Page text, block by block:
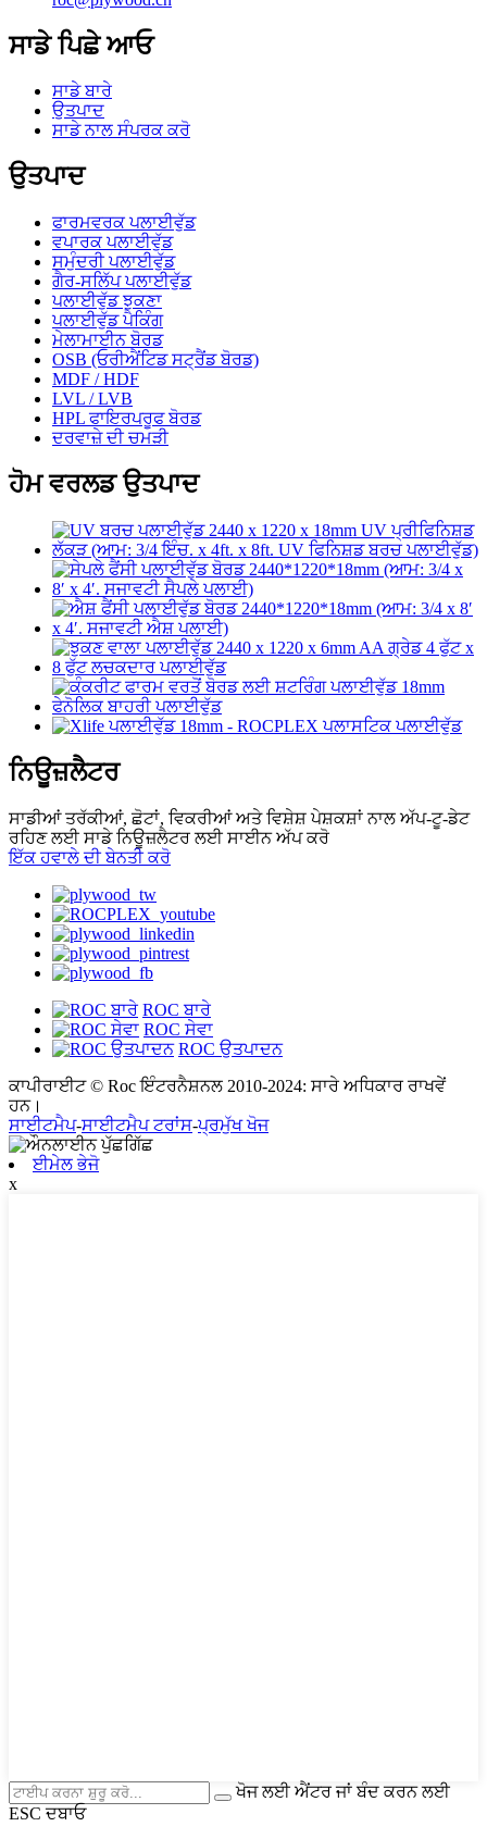
ਸਾਡੇ ਪਿਛੇ ਆਓ
ਸਾਡੇ ਬਾਰੇ
ਉਤਪਾਦ
ਸਾਡੇ ਨਾਲ ਸੰਪਰਕ ਕਰੋ
ਉਤਪਾਦ
ਫਾਰਮਵਰਕ ਪਲਾਈਵੁੱਡ
ਵਪਾਰਕ ਪਲਾਈਵੁੱਡ
ਸਮੁੰਦਰੀ ਪਲਾਈਵੁੱਡ
ਗੈਰ-ਸਲਿੱਪ ਪਲਾਈਵੁੱਡ
ਪਲਾਈਵੁੱਡ ਝੁਕਣਾ
ਪਲਾਈਵੁੱਡ ਪੈਕਿੰਗ
ਮੇਲਾਮਾਈਨ ਬੋਰਡ
OSB (ਓਰੀਐਂਟਿਡ ਸਟ੍ਰੈਂਡ ਬੋਰਡ)
MDF / HDF
LVL / LVB
HPL ਫਾਇਰਪਰੂਫ ਬੋਰਡ
ਦਰਵਾਜ਼ੇ ਦੀ ਚਮੜੀ
ਹੋਮ ਵਰਲਡ ਉਤਪਾਦ
ਨਿਊਜ਼ਲੈਟਰ
ਸਾਡੀਆਂ ਤਰੱਕੀਆਂ, ਛੋਟਾਂ, ਵਿਕਰੀਆਂ ਅਤੇ ਵਿਸ਼ੇਸ਼ ਪੇਸ਼ਕਸ਼ਾਂ ਨਾਲ ਅੱਪ-ਟੂ-ਡੇਟ
ਰਹਿਣ ਲਈ ਸਾਡੇ ਨਿਊਜ਼ਲੈਟਰ ਲਈ ਸਾਈਨ ਅੱਪ ਕਰੋ
ਇੱਕ ਹਵਾਲੇ ਦੀ ਬੇਨਤੀ ਕਰੋ
ROC ਬਾਰੇ
ROC ਸੇਵਾ
ROC ਉਤਪਾਦਨ
ਕਾਪੀਰਾਈਟ © Roc ਇੰਟਰਨੈਸ਼ਨਲ 2010-2024: ਸਾਰੇ ਅਧਿਕਾਰ ਰਾਖਵੇਂ
ਹਨ।
ਸਾਈਟਮੈਪ-ਸਾਈਟਮੈਪ ਟਰਾਂਸ-ਪ੍ਰਮੁੱਖ ਖੋਜ
ਈਮੇਲ ਭੇਜੋ
x
ਖੋਜ ਲਈ ਐਂਟਰ ਜਾਂ ਬੰਦ ਕਰਨ ਲਈ
ESC ਦਬਾਓ